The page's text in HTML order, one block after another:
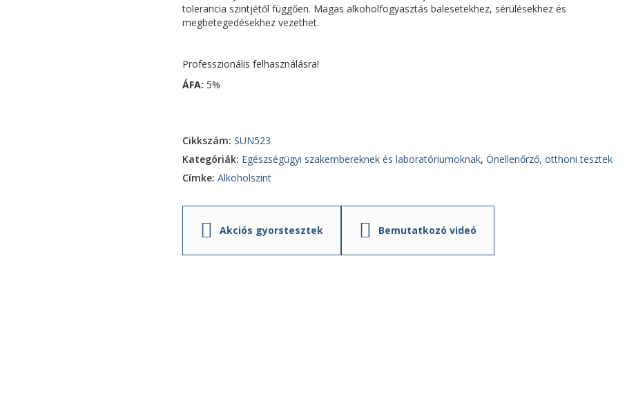
tolerancia szintjétől függően. Magas alkoholfogyasztás balesetekhez, sérülésekhez és
megbetegedésekhez vezethet.
Professzionális felhasználásra!
ÁFA: 5%
Cikkszám: SUN523
Kategóriák: Egészségügyi szakembereknek és laboratóriumoknak, Önellenőrző, otthoni tesztek
Címke: Alkoholszint
Akciós gyorstesztek Bemutatkozó videó